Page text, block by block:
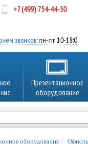
+7 (499) 754-44-50
звонков:пн-пт 10-18:00
Презентационное
оборудование
оборудование